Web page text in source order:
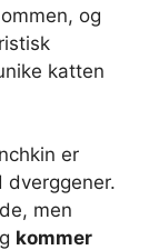
og
katten
er
dverggener.
men
kommer